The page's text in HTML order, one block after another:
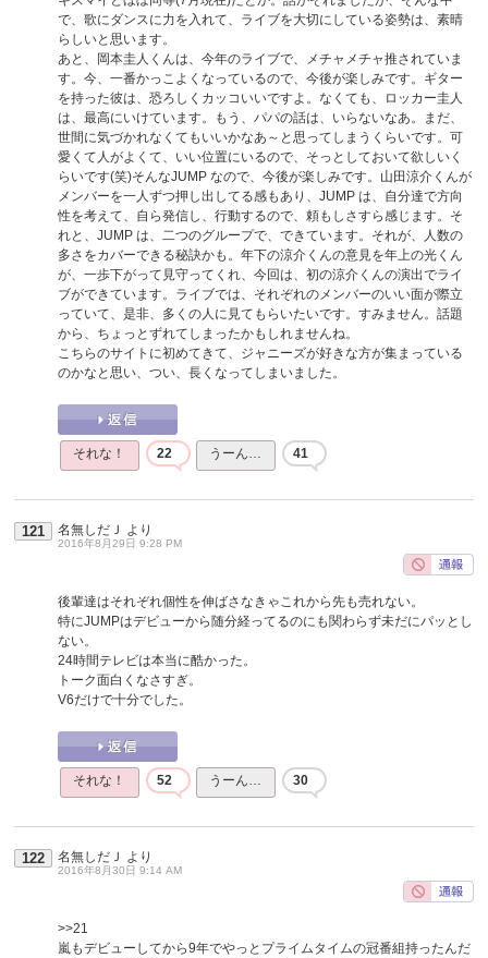
で、歌にダンスに力を入れて、ライブを大切にしている姿勢は、素晴
らしいと思います。
あと、岡本圭人くんは、今年のライブで、メチャメチャ推されていま
す。今、一番かっこよくなっているので、今後が楽しみです。ギター
を持った彼は、恐ろしくカッコいいですよ。なくても、ロッカー圭人
は、最高にいけています。もう、パパの話は、いらないなあ。まだ、
世間に気づかれなくてもいいかなあ～と思ってしまうくらいです。可
愛くて人がよくて、いい位置にいるので、そっとしておいて欲しいく
らいです(笑)そんなJUMP なので、今後が楽しみです。山田涼介くんが
メンバーを一人ずつ押し出してる感もあり、JUMP は、自分達で方向
性を考えて、自ら発信し、行動するので、頼もしさすら感じます。そ
れと、JUMP は、二つのグループで、できています。それが、人数の
多さをカバーできる秘訣かも。年下の涼介くんの意見を年上の光くん
が、一歩下がって見守ってくれ、今回は、初の涼介くんの演出でライ
ブができています。ライブでは、それぞれのメンバーのいい面が際立
っていて、是非、多くの人に見てもらいたいです。すみません。話題
から、ちょっとずれてしまったかもしれませんね。
こちらのサイトに初めてきて、ジャニーズが好きな方が集まっている
のかなと思い、つい、長くなってしまいました。
それな！ 22 うーん… 41
121 名無しだＪ より
2016年8月29日 9:28 PM
後輩達はそれぞれ個性を伸ばさなきゃこれから先も売れない。
特にJUMPはデビューから随分経ってるのにも関わらず未だにパッとし
ない。
24時間テレビは本当に酷かった。
トーク面白くなさすぎ。
V6だけで十分でした。
それな！ 52 うーん… 30
122 名無しだＪ より
2016年8月30日 9:14 AM
>>21
嵐もデビューしてから9年でやっとプライムタイムの冠番組持ったんだ